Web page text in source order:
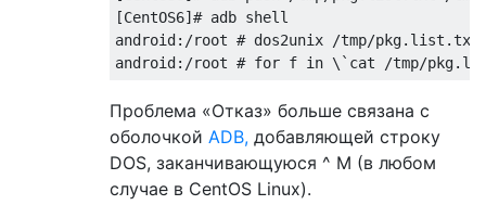
[CentOS6]# adb shell
android:/root # dos2unix /tmp/pkg.list.txt
Проблема «Отказ» больше связана с
оболочкой ADB, добавляющей строку
DOS, заканчивающуюся ^ M (в любом
случае в CentOS Linux).